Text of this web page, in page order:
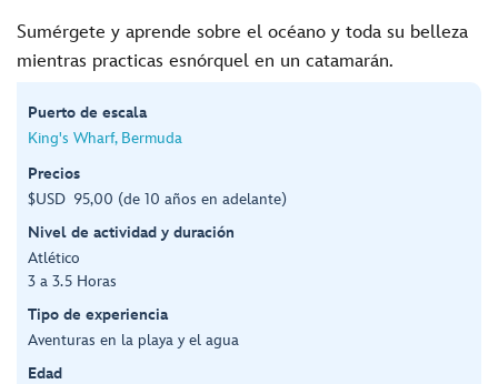
Sumérgete y aprende sobre el océano y toda su belleza
mientras practicas esnórquel en un catamarán.
Puerto de escala
King's Wharf, Bermuda
Precios
$USD 95,00 (de 10 años en adelante)
Nivel de actividad y duración
Atlético
3 a 3.5 Horas
Tipo de experiencia
Aventuras en la playa y el agua
Edad